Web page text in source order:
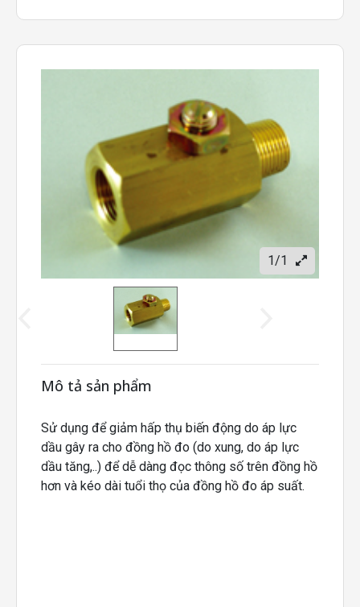
1/1
Mô tả sản phẩm
Sử dụng để giảm hấp thụ biến động do áp lực
dầu gây ra cho đồng hồ đo (do xung, do áp lực
dầu tăng,..) để dễ dàng đọc thông số trên đồng hồ
hơn và kéo dài tuổi thọ của đồng hồ đo áp suất.